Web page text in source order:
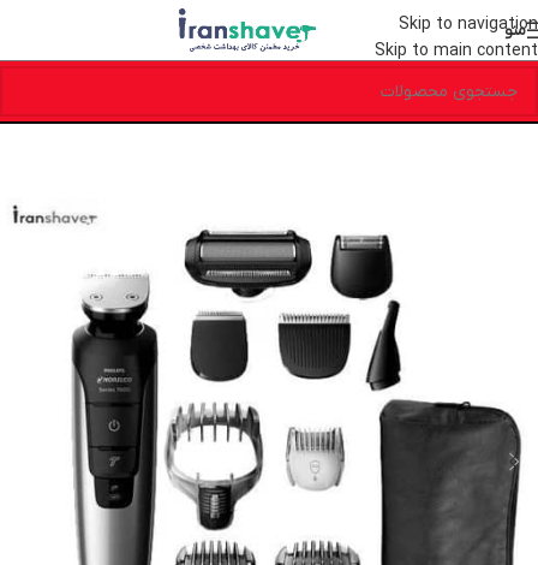
Skip to navigation
Skip to main content
منو